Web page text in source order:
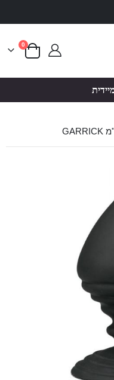
סל קניות
0פריטים
מיידית